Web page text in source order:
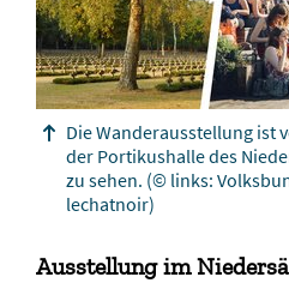
Die Wanderausstellung ist
der Portikushalle des
zu sehen. (© links:
lechatnoir)
Ausstellung im